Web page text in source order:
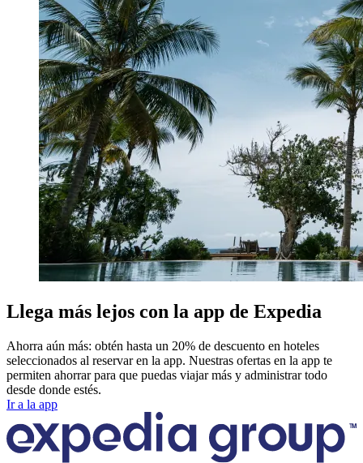
Llega más lejos con la app de Expedia
Ahorra aún más: obtén hasta un 20% de descuento en hoteles
seleccionados al reservar en la app. Nuestras ofertas en la app te
permiten ahorrar para que puedas viajar más y administrar todo
desde donde estés.
Ir a la app